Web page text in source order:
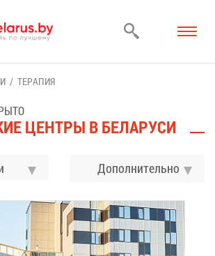
ТЕ­РА­ПИЯ
ЦЕН­ТРЫ В БЕ­ЛА­РУ­СИ
До­пол­ни­тель­но